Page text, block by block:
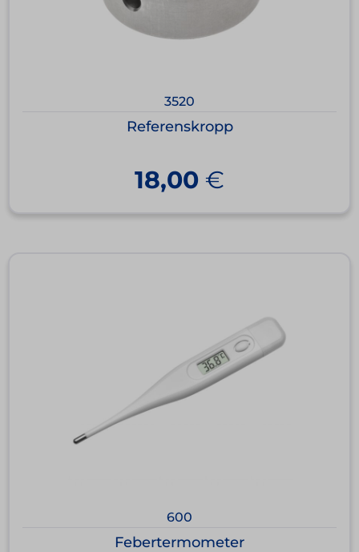
3520
Referenskropp
18,00 €
600
Febertermometer